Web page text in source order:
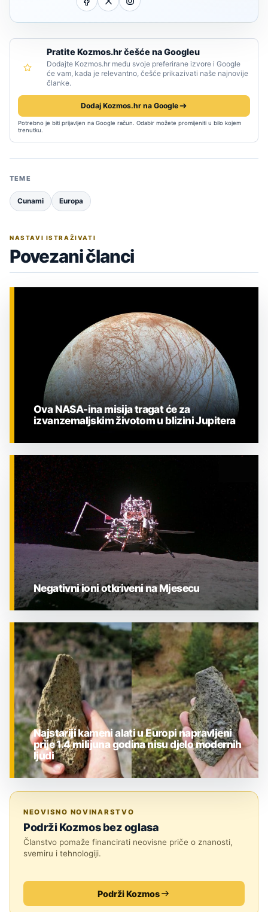
Pratite Kozmos.hr češće na Googleu
Dodajte Kozmos.hr među svoje preferirane izvore i Google
će vam, kada je relevantno, češće prikazivati naše najnovije
članke.
Dodaj Kozmos.hr na Google
Potrebno je biti prijavljen na Google račun. Odabir možete promijeniti u bilo kojem
trenutku.
TEME
Cunami Europa
NASTAVI ISTRAŽIVATI
Povezani članci
ZNANOST
Ova NASA-ina misija tragat će za
izvanzemaljskim životom u blizini Jupitera
ZNANOST
Negativni ioni otkriveni na Mjesecu
Najstariji kameni alati u Europi napravljeni
prije 1.4 milijuna godina nisu djelo modernih
ljudi
NEOVISNO NOVINARSTVO
Podrži Kozmos bez oglasa
Članstvo pomaže financirati neovisne priče o znanosti,
svemiru i tehnologiji.
Podrži Kozmos